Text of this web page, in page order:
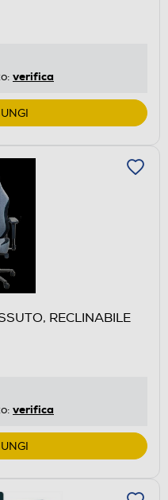
verifica
RECLINABILE
verifica